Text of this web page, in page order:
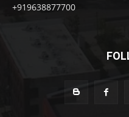
+919638877700